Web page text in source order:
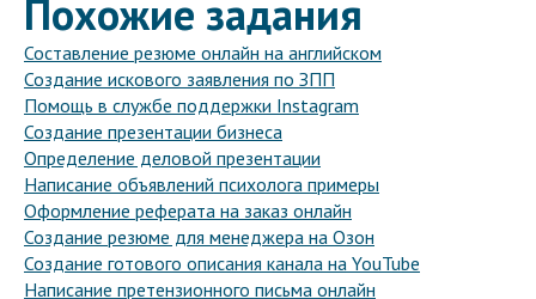
Похожие задания
Составление резюме онлайн на английском
Создание искового заявления по ЗПП
Помощь в службе поддержки Instagram
Создание презентации бизнеса
Определение деловой презентации
Написание объявлений психолога примеры
Оформление реферата на заказ онлайн
Создание резюме для менеджера на Озон
Создание готового описания канала на YouTube
Написание претензионного письма онлайн